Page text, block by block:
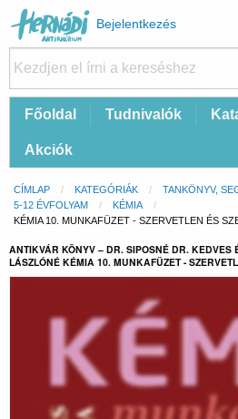
Felhasználói
fiók
menüje
Bejelentkezés
FőFőoldal Tudnivalók
Akciók
Morzsa
CÍMLAP KATEGÓRIÁK
TANKÖNYV,
5-12 ÉVFOLYAM
KÉMIA
CURRENT:
KÉMIA 10. MUNKAFÜZET - SZERVETLEN ÉS
ANTIKVÁR KÖNYV – DR. SIPOSNÉ DR. KEDVES
LÁSZLÓNÉ KÉMIA 10. MUNKAFÜZET -